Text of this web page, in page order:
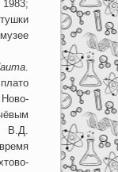
.
В.Д.